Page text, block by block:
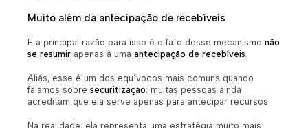
Muito além da antecipação de recebíveis
E a principal razão para isso é o fato desse mecanismo não
se resumir apenas à uma antecipação de recebíveis.
Aliás, esse é um dos equívocos mais comuns quando
falamos sobre securitização: muitas pessoas ainda
acreditam que ela serve apenas para antecipar recursos.
Na realidade, ela representa uma estratégia muito mais